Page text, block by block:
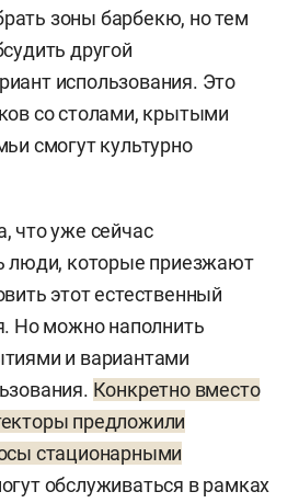
зоны барбекю, но тем
другой
использования. Это
со столами, крытыми
смогут культурно
что уже сейчас
люди, которые приезжают
этот естественный
Но можно наполнить
и вариантами
Конкретно вместо
предложили
стационарными
обслуживаться в рамках